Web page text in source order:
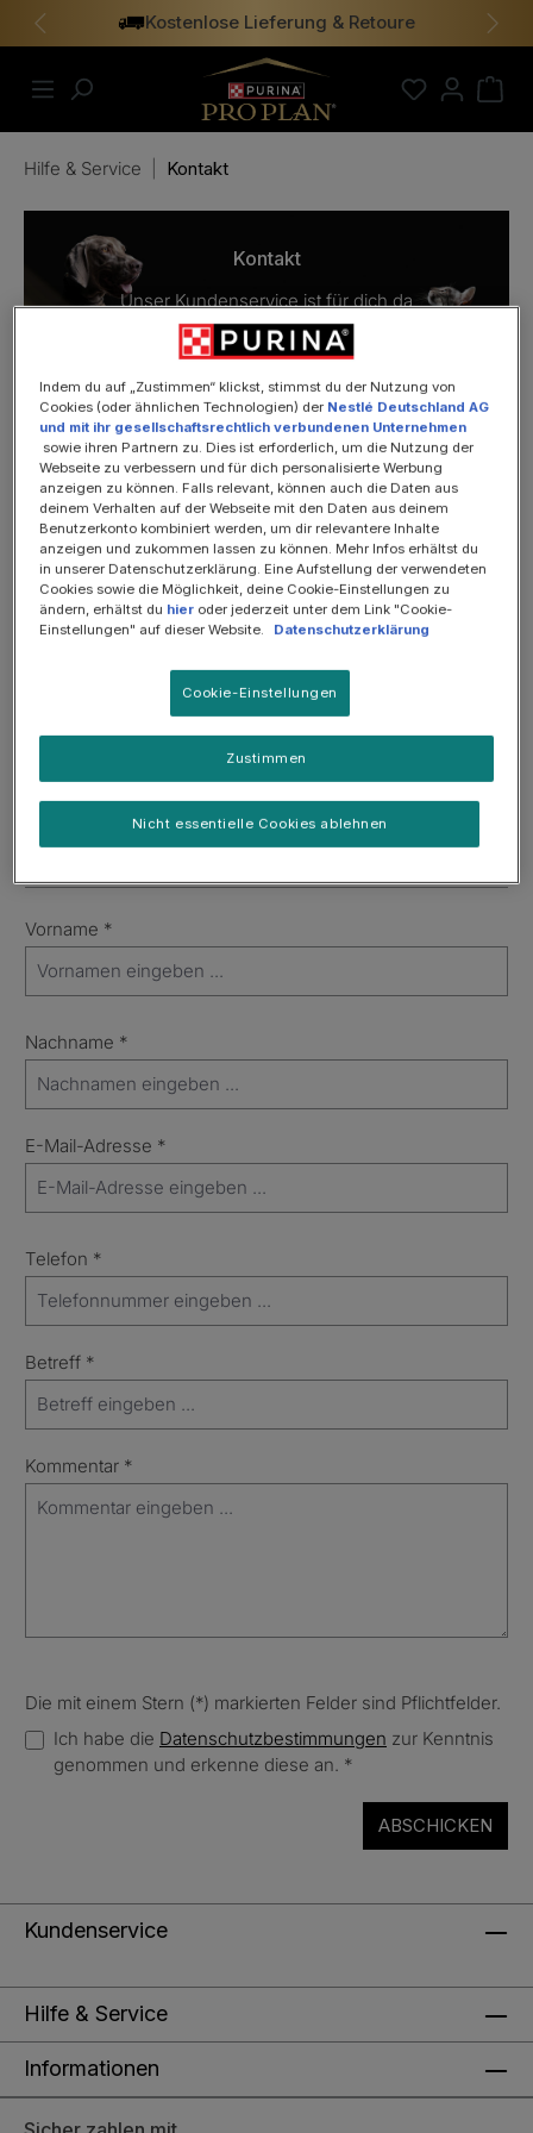
springen Kostenlose Lieferung & Retoure
Vorheriges
Hilfe & Service Kontakt
Kontakt
Unser Kundenservice ist für dich da
Deine Frage konnte in unserenHäufig gestellten
Fragennicht beantwortet werden? Hier findest du häufig
gestellte Fragen und Antworten rund um Bestellung,
Lieferung oder Rücksendung. Solltest du keine passende
Antwort auf deine Frage gefunden haben, kontaktiere bitte
unseren Kundenservice per Telefon, E-Mail oder
Kontaktformular.
Hotline: 08000184116
Mo bis Fr von 9 bis 17 Uhr
E-Mail: info.de@purina.nestle.com
Vorname *
Nachname *
E-Mail-Adresse *
Telefon *
Betreff *
Kommentar *
Die mit einem Stern (*) markierten Felder sind Pflichtfelder.
Ich habe die Datenschutzbestimmungen zur Kenntnis
genommen und erkenne diese an. *
ABSCHICKEN
Kundenservice
Hilfe & Service
Informationen
Indem du auf „Zustimmen“ klickst, stimmst du der Nutzung von
Cookies (oder ähnlichen Technologien) der Nestlé Deutschland AG
und mit ihr gesellschaftsrechtlich verbundenen Unternehmen
sowie ihren Partnern zu. Dies ist erforderlich, um die Nutzung der
Webseite zu verbessern und für dich personalisierte Werbung
anzeigen zu können. Falls relevant, können auch die Daten aus
deinem Verhalten auf der Webseite mit den Daten aus deinem
Benutzerkonto kombiniert werden, um dir relevantere Inhalte
anzeigen und zukommen lassen zu können. Mehr Infos erhältst du
in unserer Datenschutzerklärung. Eine Aufstellung der verwendeten
Cookies sowie die Möglichkeit, deine Cookie-Einstellungen zu
ändern, erhältst du hier oder jederzeit unter dem Link "Cookie-
Einstellungen" auf dieser Website.
Datenschutzerklärung
Cookie-Einstellungen
Nicht essentielle Cookies ablehnen
Zustimmen